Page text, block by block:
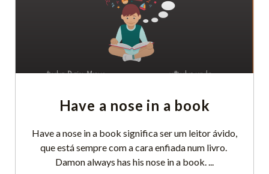
Have a nose in a book
Have a nose in a book significa ser um leitor ávido,
que está sempre com a cara enfiada num livro.
Damon always has his nose in a book.